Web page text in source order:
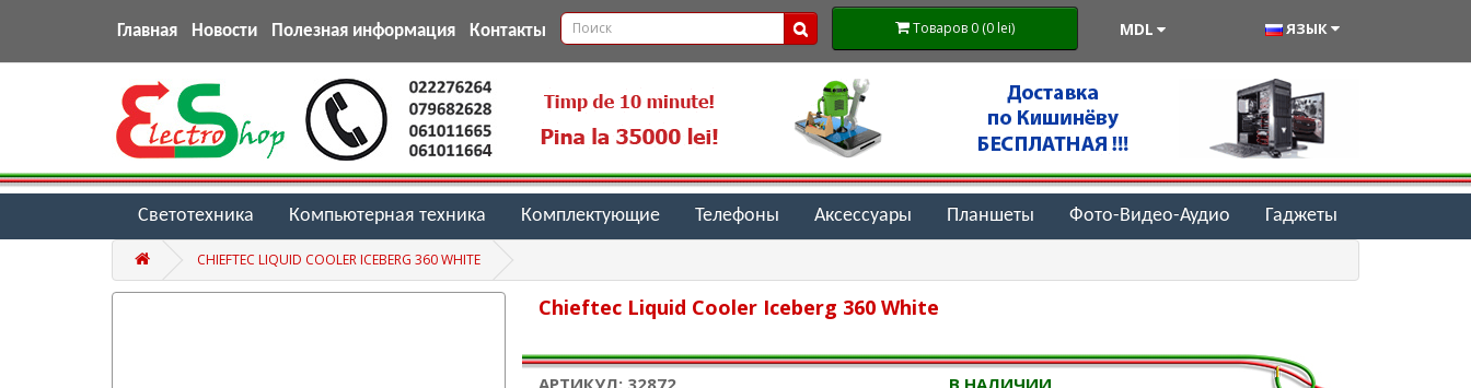
Главная Новости Полезная информация Контакты Товаров 0 (0 lei) MDL ЯЗЫК
Светотехника Компьютерная техника Комплектующие Телефоны Аксессуары Планшеты Фото-Видео-Аудио Гаджеты
CHIEFTEC LIQUID COOLER ICEBERG 360 WHITE
Chieftec Liquid Cooler Iceberg 360 White
АРТИКУЛ: 32872 В НАЛИЧИИ